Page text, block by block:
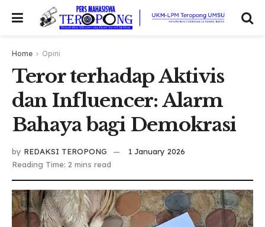
Home Opini
Teror terhadap Aktivis
dan Influencer: Alarm
Bahaya bagi Demokrasi
by REDAKSI TEROPONG
1 January 2026
Reading Time: 2 mins read